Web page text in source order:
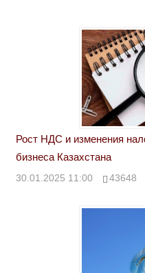
Рост НДС и изменения
бизнеса Казахстана
30.01.2025 11:00 43648